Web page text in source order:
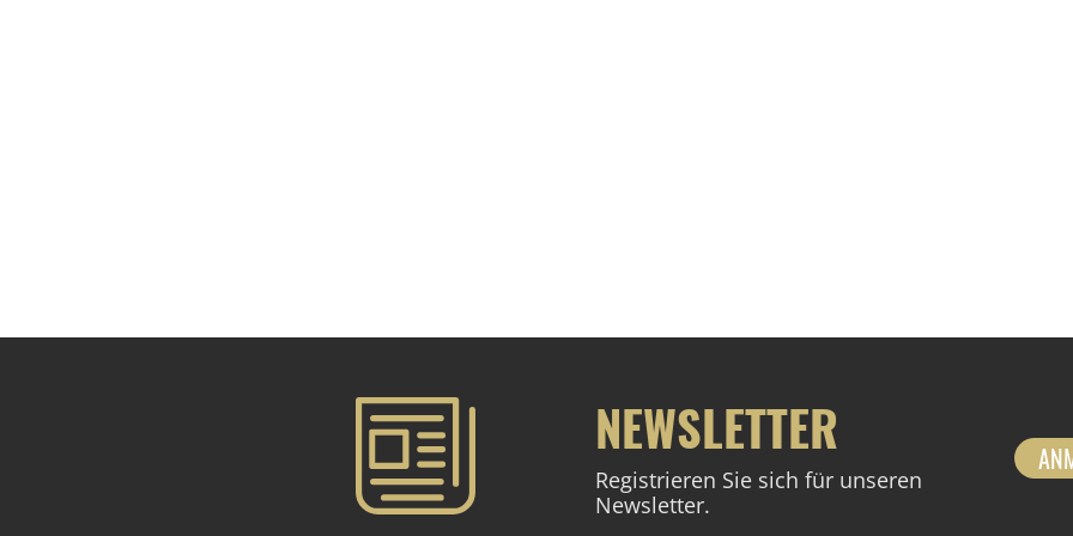
NEWSLETTER
Registrieren Sie sich für unseren
Newsletter.